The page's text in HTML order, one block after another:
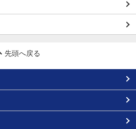
先頭へ戻る